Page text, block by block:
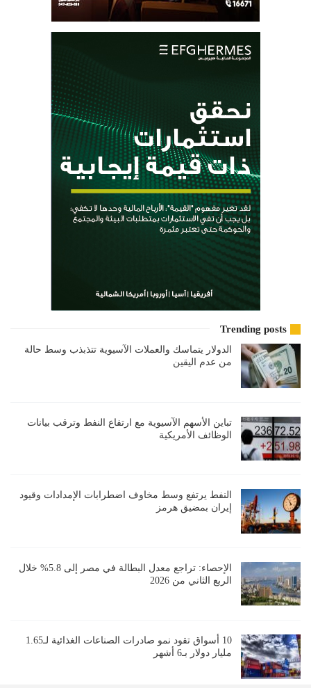
Trending posts
الدولار يتماسك والعملات الآسيوية تتذبذب وسط حالة
من عدم اليقين
تباين الأسهم الآسيوية مع ارتفاع النفط وترقب بيانات
الوظائف الأمريكية
النفط يرتفع وسط مخاوف اضطرابات الإمدادات وقيود
إيران بمضيق هرمز
الإحصاء: تراجع معدل البطالة في مصر إلى 5.8% خلال
الربع الثاني من 2026
10 أسواق تقود نمو صادرات الصناعات الغذائية لـ1.65
مليار دولار بـ6 أشهر